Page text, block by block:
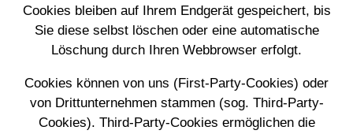
Cookies bleiben auf Ihrem Endgerät gespeichert, bis
Sie diese selbst löschen oder eine automatische
Löschung durch Ihren Webbrowser erfolgt.
Cookies können von uns (First-Party-Cookies) oder
von Drittunternehmen stammen (sog. Third-Party-
Cookies). Third-Party-Cookies ermöglichen die